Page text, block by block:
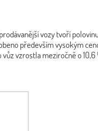
vozy tvoří
především vysokým
vzrostla meziročně o 10,6